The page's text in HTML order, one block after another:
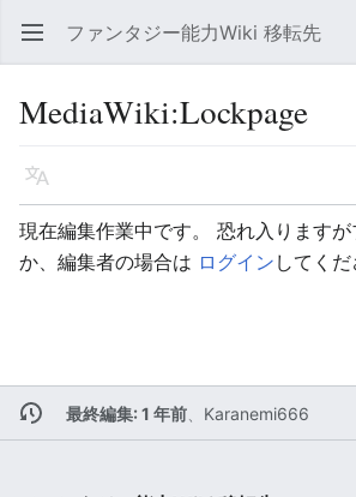
メインメニューを開く ファンタジー能力Wiki 移転先
MediaWiki:Lockpage
言語
現在編集作業中です。 恐れ入りますが
か、編集者の場合は ログイン してくだ
最終編集: 1 年前、 Karanemi666